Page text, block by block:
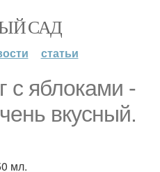
САД
статьи
с яблоками -
вкусный.
мл.